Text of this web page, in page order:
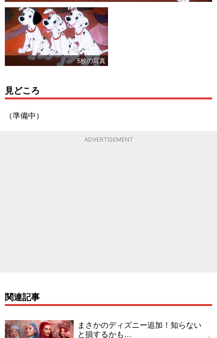
5枚の写真
見どころ
（準備中）
ADVERTISEMENT
関連記事
まさかのディズニー追加！知らない
と損するかも…